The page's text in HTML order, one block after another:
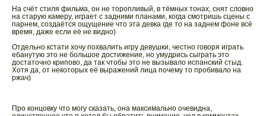
На счёт стиля фильма, он не торопливый, в тёмных тонах, снят словно
на старую камеру, играет с задними планами, когда смотришь сцены с
парнем, создаётся ощущение что эта девка где то на заднем фоне всё
время, даже если её не видно)
Отдельно кстати хочу похвалить игру девушки, честно говоря играть
ебанутую это не большое достижение, но умудрись сыграть это
достаточно крипово, да так чтобы это не вызывало испанский стыд.
Хотя да, от некоторых её выражений лица почему то пробивало на
ржач)
Про концовку что могу сказать, она максимально очевидна,